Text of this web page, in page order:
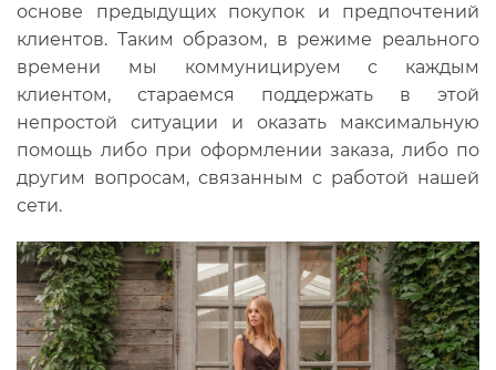
основе предыдущих покупок и предпочтений
клиентов. Таким образом, в режиме реального
времени мы коммуницируем с каждым
клиентом, стараемся поддержать в этой
непростой ситуации и оказать максимальную
помощь либо при оформлении заказа, либо по
другим вопросам, связанным с работой нашей
сети.